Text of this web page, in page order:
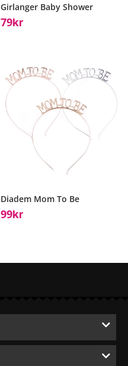
Girlanger Baby Shower
79Kr
Diadem Mom To Be
99Kr